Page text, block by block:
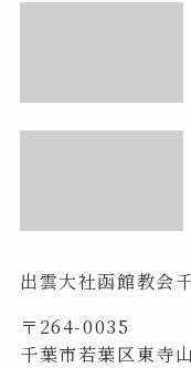
出雲大社函館教会
〒264-0035
千葉市若葉区東寺